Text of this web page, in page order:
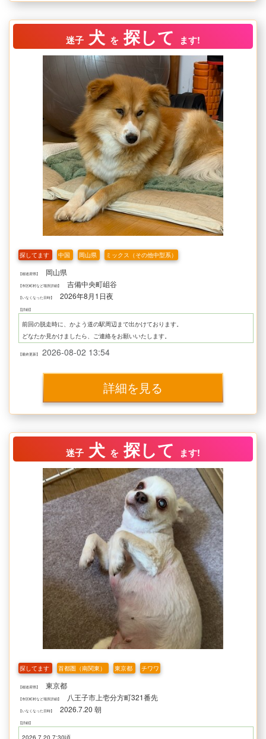
迷子 犬 を 探して ます!
探してます 中国 岡山県 ミックス（その他中型系）
【都道府県】 岡山県
【市区町村など場所詳細】 吉備中央町岨谷
【いなくなった日時】 2026年8月1日夜
【詳細】
前回の脱走時に、かよう道の駅周辺まで出かけております。
どなたか見かけましたら、ご連絡をお願いいたします。
【最終更新】 2026-08-02 13:54
詳細を見る
迷子 犬 を 探して ます!
探してます 首都圏（南関東） 東京都 チワワ
【都道府県】 東京都
【市区町村など場所詳細】 八王子市上壱分方町321番先
【いなくなった日時】 2026.7.20 朝
【詳細】